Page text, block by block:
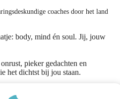
coaches door het land
body, mind én soul. Jij, jouw
pieker gedachten en
het dichtst bij jou staan.